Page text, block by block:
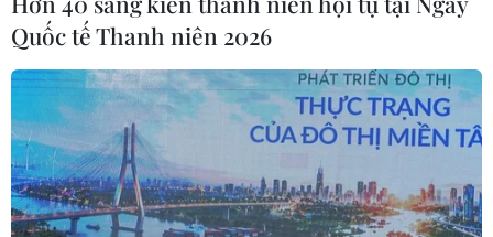
Quốc tế Thanh niên 2026